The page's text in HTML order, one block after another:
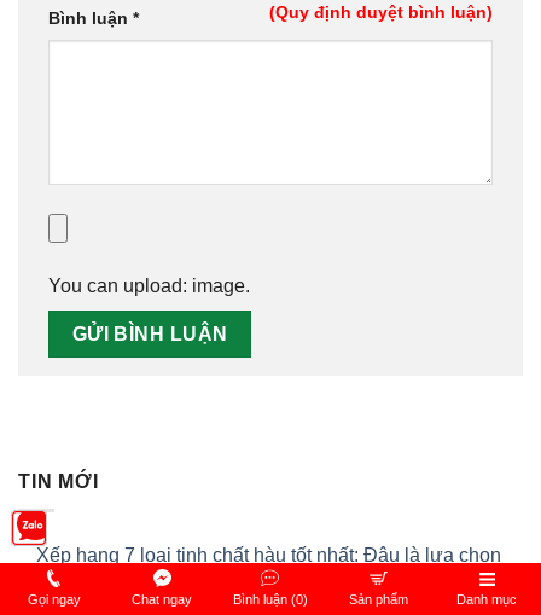
TIN MỚI
Xếp hạng 7 loại tinh chất hàu tốt nhất: Đâu là lựa chọn
đáng tiền?
(Quy định duyệt bình luận)
Bình luận *
You can upload: image.
Gọi ngay Chat ngay Bình luận (0) Sản phẩm Danh mục